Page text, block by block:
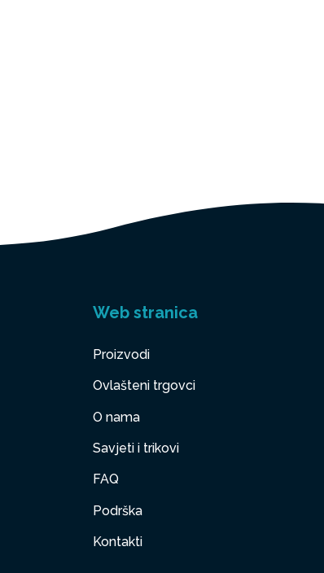
Web stranica
Proizvodi
Ovlašteni trgovci
O nama
Savjeti i trikovi
FAQ
Podrška
Kontakti